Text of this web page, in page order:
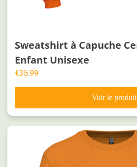
Sweatshirt à Capuche
Enfant Unisexe
€35.99